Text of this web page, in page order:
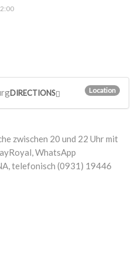
Location
DIRECTIONS
zwischen 20 und 22 Uhr mit
WhatsApp
telefonisch (0931) 19446